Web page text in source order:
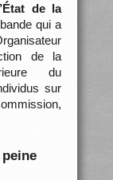
de la
qui a
de la
du
sur